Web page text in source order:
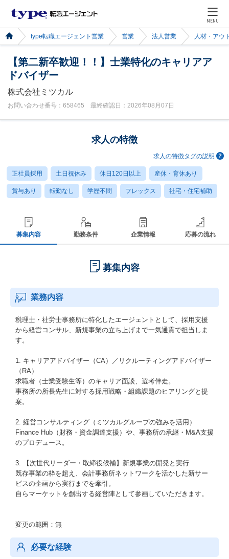
MENU
type転職エージェント営業 営業 法人営業 人材・アウ
【第二新卒歓迎！！】士業特化のキャリアア
ドバイザー
株式会社ミツカル
お問い合わせ番号：658465 最終確認日：2026年08月07日
求人の特徴
求人の特徴タグの説明
正社員採用 土日祝休み 休日120日以上 産休・育休あり
賞与あり 転勤なし 学歴不問 フレックス 社宅・住宅補助
募集内容 勤務条件 企業情報 応募の流れ
募集内容
業務内容
税理士・社労士事務所に特化したエージェントとして、採用支援
から経営コンサル、新規事業の立ち上げまで一気通貫で担当しま
す。
1. キャリアアドバイザー（CA）／リクルーティングアドバイザー
（RA）
求職者（士業受験生等）のキャリア面談、選考伴走。
事務所の所長先生に対する採用戦略・組織課題のヒアリングと提
案。
2. 経営コンサルティング（ミツカルグループの強みを活用）
Finance Hub（財務・資金調達支援）や、事務所の承継・M&A支援
のプロデュース。
3. 【次世代リーダー・取締役候補】新規事業の開発と実行
既存事業の枠を超え、会計事務所ネットワークを活かした新サー
ビスの企画から実行までを牽引。
自らマーケットを創出する経営陣として参画していただきます。
変更の範囲：無
必要な経験